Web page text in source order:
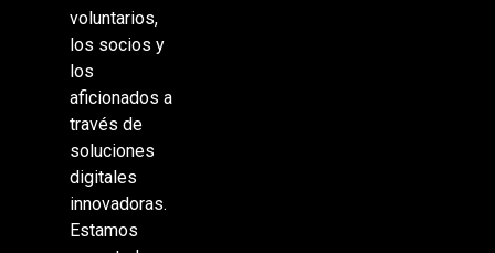
voluntarios,
los socios y
los
aficionados a
través de
soluciones
digitales
innovadoras.
Estamos